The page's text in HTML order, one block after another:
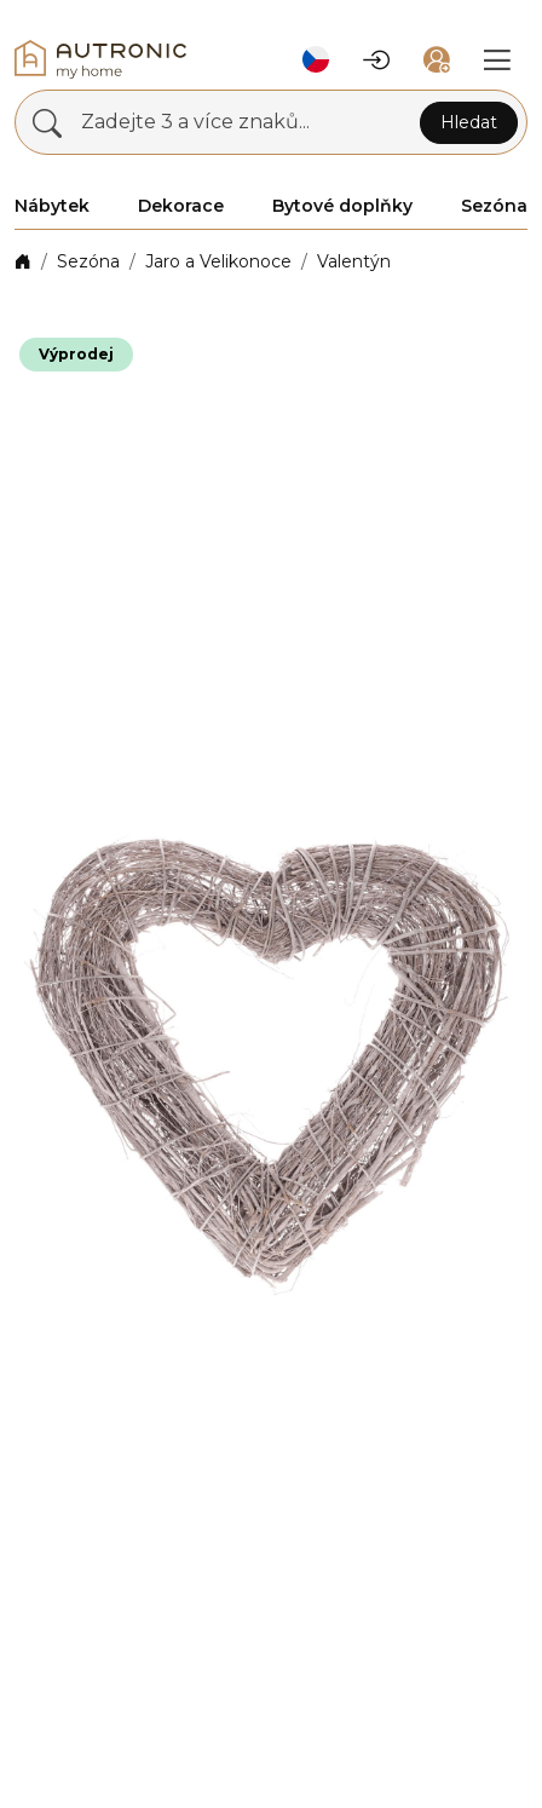
Zadejte 3 a více znaků... Hledat
Nábytek Dekorace Bytové doplňky Sezóna
Sezóna Jaro a Velikonoce Valentýn
Výprodej